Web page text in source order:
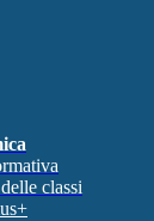
classi